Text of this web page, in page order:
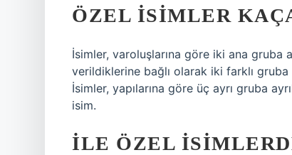
ÖZEL ISIMLER
İsimler, varoluşlarına göre iki ana gruba
verildiklerine bağlı olarak iki farklı
İsimler, yapılarına göre üç ayrı gruba
isim.
İLE ÖZEL